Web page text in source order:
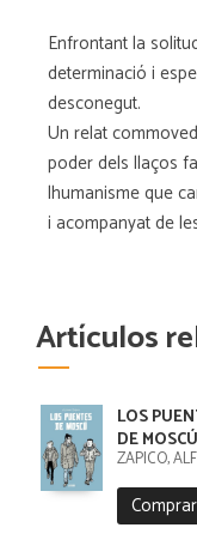
Enfrontant la
determinació i
desconegut.
Un relat
poder dels llaços
lhumanisme que
i acompanyat de
Artículos
LOS
DE MOSCÚ
ZAPICO,
Comprar